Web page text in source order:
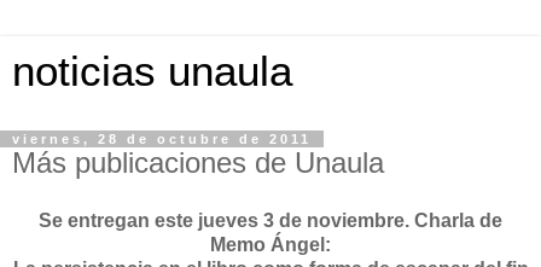
noticias unaula
viernes, 28 de octubre de 2011
Más publicaciones de Unaula
Se entregan este jueves 3 de noviembre. Charla de
Memo Ángel: